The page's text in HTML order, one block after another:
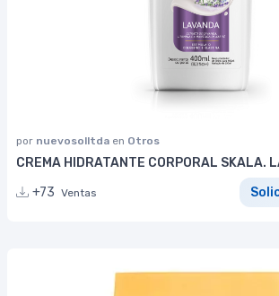
por nuevosolltda en Otros
CREMA HIDRATANTE CORPORAL SKALA.
+73 Ventas